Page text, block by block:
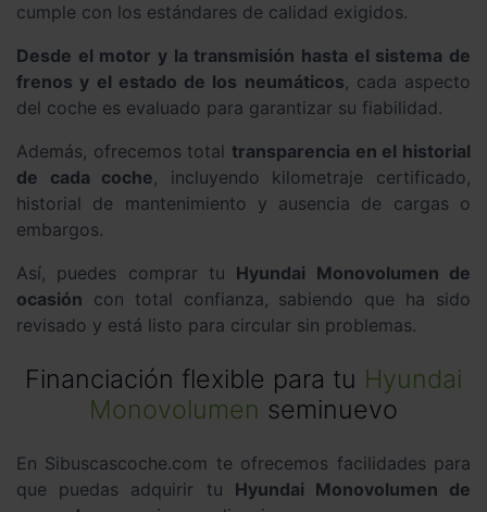
cumple con los estándares de calidad exigidos.
Desde el motor y la transmisión hasta el sistema de
frenos y el estado de los neumáticos, cada aspecto
del coche es evaluado para garantizar su fiabilidad.
Además, ofrecemos total transparencia en el historial
de cada coche, incluyendo kilometraje certificado,
historial de mantenimiento y ausencia de cargas o
embargos.
Así, puedes comprar tu Hyundai Monovolumen de
ocasión con total confianza, sabiendo que ha sido
revisado y está listo para circular sin problemas.
Financiación flexible para tu Hyundai
Monovolumen seminuevo
En Sibuscascoche.com te ofrecemos facilidades para
que puedas adquirir tu Hyundai Monovolumen de